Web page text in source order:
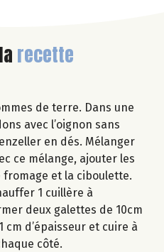
recette
de terre. Dans une
avec l’oignon sans
en dés. Mélanger
ce mélange, ajouter les
et la ciboulette.
1 cuillère à
deux galettes de 10cm
d’épaisseur et cuire à
côté.